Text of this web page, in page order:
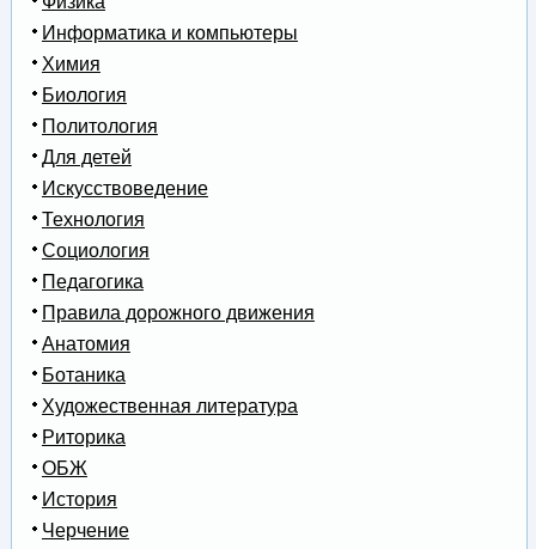
Информатика и компьютеры
Химия
Биология
Политология
Для детей
Искусствоведение
Технология
Социология
Педагогика
Правила дорожного движения
Анатомия
Ботаника
Художественная литература
Риторика
ОБЖ
История
Черчение